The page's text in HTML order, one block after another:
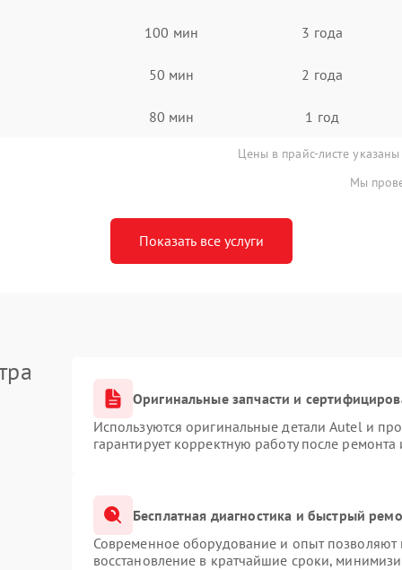
100 мин 3 года
50 мин 2 года
80 мин 1 год
Цены в прайс-листе
Мы
Показать все услуги
Оригинальные запчасти и
Используются оригинальные детали Autel и
гарантирует корректную работу после
Бесплатная диагностика и быстрый
Современное оборудование и опыт позволяют
восстановление в кратчайшие сроки,